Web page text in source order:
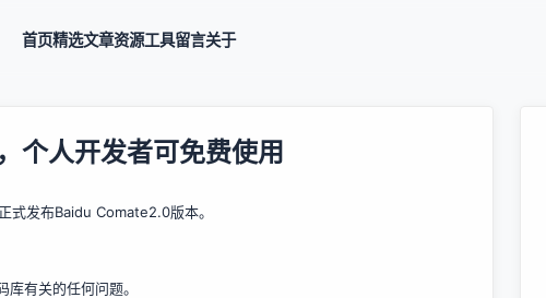
首页精选文章资源工具留言关于
个人开发者可免费使用
式发布Baidu Comate2.0版本。
有关的任何问题。